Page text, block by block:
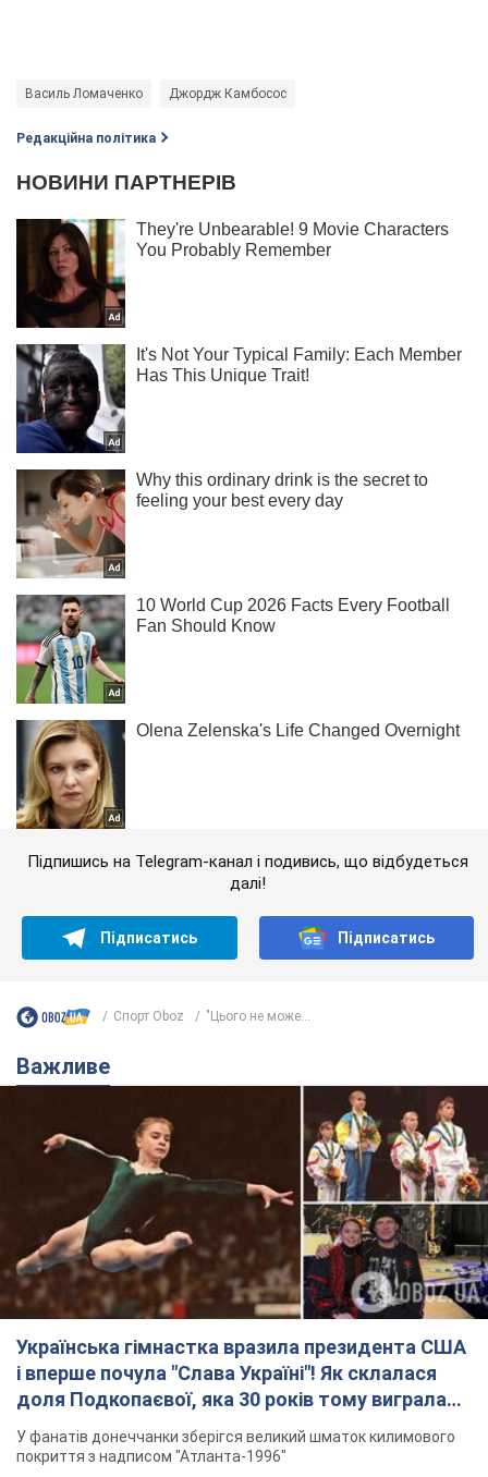
Василь Ломаченко Джордж Камбосос
Редакційна політика
Підпишись на Telegram-канал і подивись, що відбудеться
далі!
Підписатись Підписатись
Спорт Oboz "Цього не може...
Важливе
Українська гімнастка вразила президента США
і вперше почула "Слава Україні"! Як склалася
доля Подкопаєвої, яка 30 років тому виграла
"золото" Олімпіади
У фанатів донеччанки зберігся великий шматок килимового
покриття з надписом "Атланта-1996"